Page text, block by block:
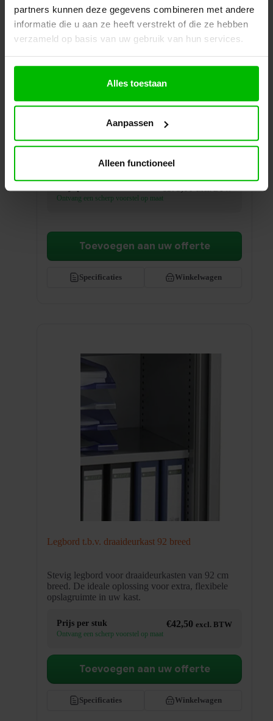
partners kunnen deze gegevens combineren met andere
informatie die u aan ze heeft verstrekt of die ze hebben
verzameld op basis van uw gebruik van hun services.
Alles toestaan
Aanpassen
Alleen functioneel
Hangmappenframe roldeurkast | 80cm breedte
Uittrekbaar hangmappenframe voor roldeurkasten
van 80 cm breed. Organiseer uw dossiers efficiënt
en overzichtelijk.
€175,00 excl. BTW
Ontvang een scherp voorstel op maat
Specificaties Winkelwagen
Toevoegen aan uw offerte
Legbord t.b.v. draaideurkast 92 breed
Stevig legbord voor draaideurkasten van 92 cm
breed. De ideale oplossing voor extra, flexibele
opslagruimte in uw kast.
Prijs per stuk €42,50 excl. BTW
Ontvang een scherp voorstel op maat
Specificaties Winkelwagen
Toevoegen aan uw offerte